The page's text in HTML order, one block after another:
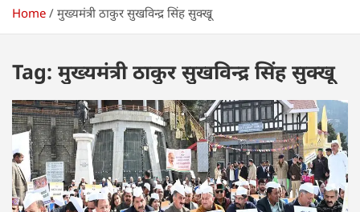
Home मुख्यमंत्री ठाकुर सुखविन्द्र सिंह सुक्खू
Tag: मुख्यमंत्री ठाकुर सुखविन्द्र सिंह सुक्खू